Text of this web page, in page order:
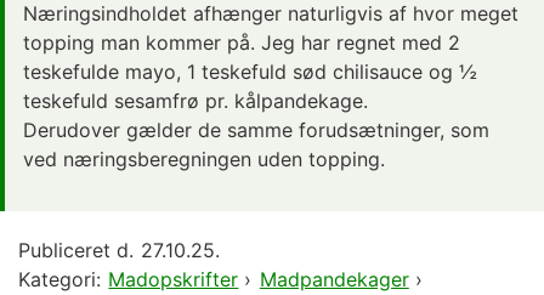
Næringsindholdet afhænger naturligvis af hvor meget
topping man kommer på. Jeg har regnet med 2
teskefulde mayo, 1 teskefuld sød chilisauce og ½
teskefuld sesamfrø pr. kålpandekage.
Derudover gælder de samme forudsætninger, som
ved næringsberegningen uden topping.
Publiceret d. 27.10.25.
Kategori: Madopskrifter › Madpandekager›